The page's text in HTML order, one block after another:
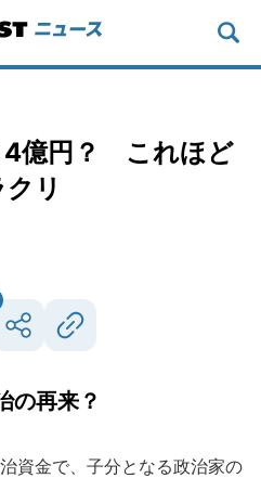
4億円？ これほど
リ
の再来？
資金で、子分となる政治家の